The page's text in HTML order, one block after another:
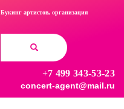
Букинг артистов, организация
+7 499 343-53-23
concert-agent@mail.ru